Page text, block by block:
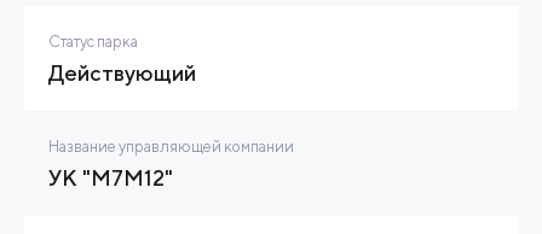
Статус парка
Действующий
Название управляющей компании
УК "М7М12"